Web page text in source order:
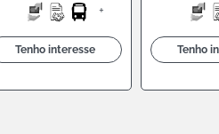
+
Tenho interesse Tenho